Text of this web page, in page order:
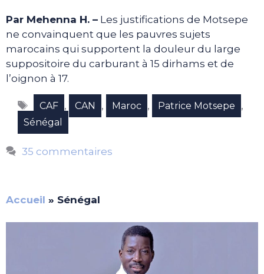
Par Mehenna H. – Les justifications de Motsepe
ne convainquent que les pauvres sujets
marocains qui supportent la douleur du large
suppositoire du carburant à 15 dirhams et de
l’oignon à 17.
Étiquettes
CAF , CAN , Maroc , Patrice Motsepe ,
Sénégal
35 commentaires
Accueil » Sénégal